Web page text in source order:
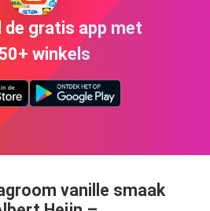
de gratis app met
winkels
vanille smaak